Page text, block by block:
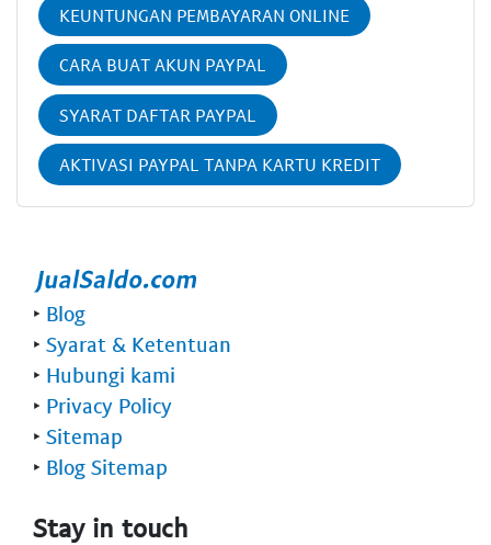
KEUNTUNGAN PEMBAYARAN ONLINE
CARA BUAT AKUN PAYPAL
SYARAT DAFTAR PAYPAL
AKTIVASI PAYPAL TANPA KARTU KREDIT
‣ Blog
‣ Syarat & Ketentuan
‣ Hubungi kami
‣ Privacy Policy
‣ Sitemap
‣ Blog Sitemap
Stay in touch